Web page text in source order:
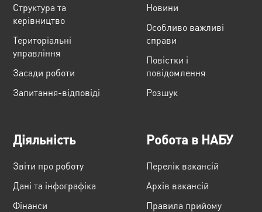
Структура та
керівництво
Територіальні
управління
Засади роботи
Запитання-відповіді
Новини
Особливо важливі
справи
Повістки і
повідомлення
Розшук
Діяльність
Звіти про роботу
Дані та інфографіка
Фінанси
Робота в НАБУ
Перелік вакансій
Архів вакансій
Правила прийому